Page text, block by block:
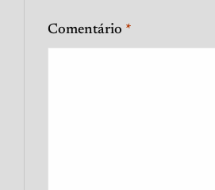
Comentário *